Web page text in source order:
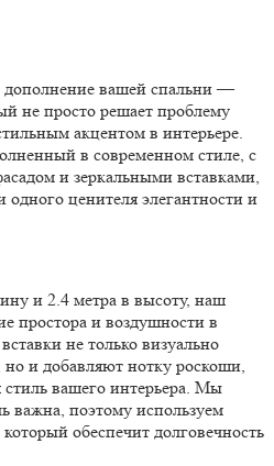
дополнение вашей спальни —
не просто решает проблему
акцентом в интерьере.
в современном стиле, с
и зеркальными вставками,
ценителя элегантности и
и 2.4 метра в высоту, наш
простора и воздушности в
не только визуально
и добавляют нотку роскоши,
стиль вашего интерьера. Мы
важна, поэтому используем
обеспечит долговечность